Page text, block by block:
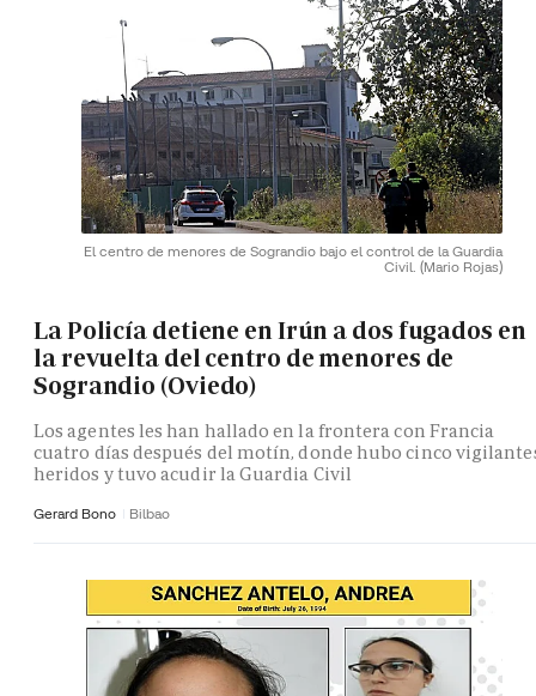
El centro de menores de Sograndio bajo el control de la Guardia
Civil. (Mario Rojas)
La Policía detiene en Irún a dos fugados en
la revuelta del centro de menores de
Sograndio (Oviedo)
Los agentes les han hallado en la frontera con Francia
cuatro días después del motín, donde hubo cinco
heridos y tuvo acudir la Guardia Civil
Gerard Bono Bilbao